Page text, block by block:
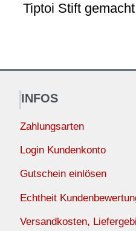
Tiptoi Stift
INFOS
Zahlungsarten
Login Kundenkonto
Gutschein einlösen
Echtheit
Versandkosten,